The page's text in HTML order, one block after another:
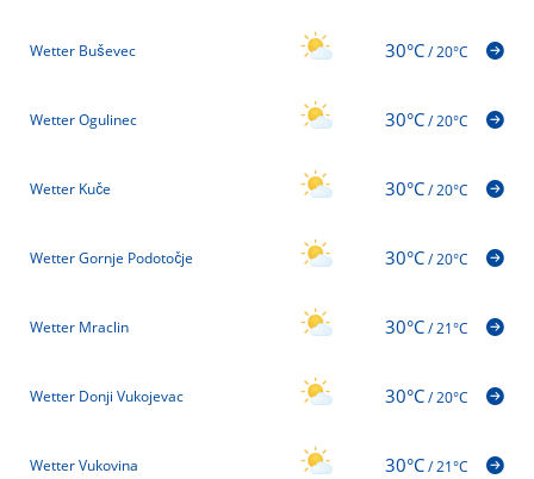
Wetter Buševec 30°C/20°C
Wetter Ogulinec 30°C/20°C
Wetter Kuče 30°C/20°C
Wetter Gornje Podotočje 30°C/20°C
Wetter Mraclin 30°C/21°C
Wetter Donji Vukojevac 30°C/20°C
Wetter Vukovina 30°C/21°C